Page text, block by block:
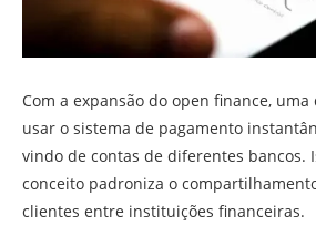
Com a expansão do open finance,
usar o sistema de pagamento
vindo de contas de diferentes bancos.
conceito padroniza o
clientes entre instituições financeiras.